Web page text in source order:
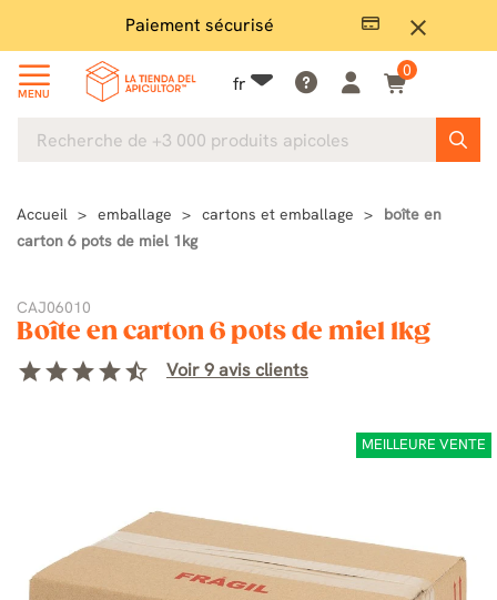
close
Paiement sécurisé
MENU fr
0
Accueil emballage cartons et emballage
boîte en
carton 6 pots de miel 1kg
CAJ06010
Boîte en carton 6 pots de miel 1kg
starstarstarstarstar_half Voir 9 avis clients
MEILLEURE VENTE